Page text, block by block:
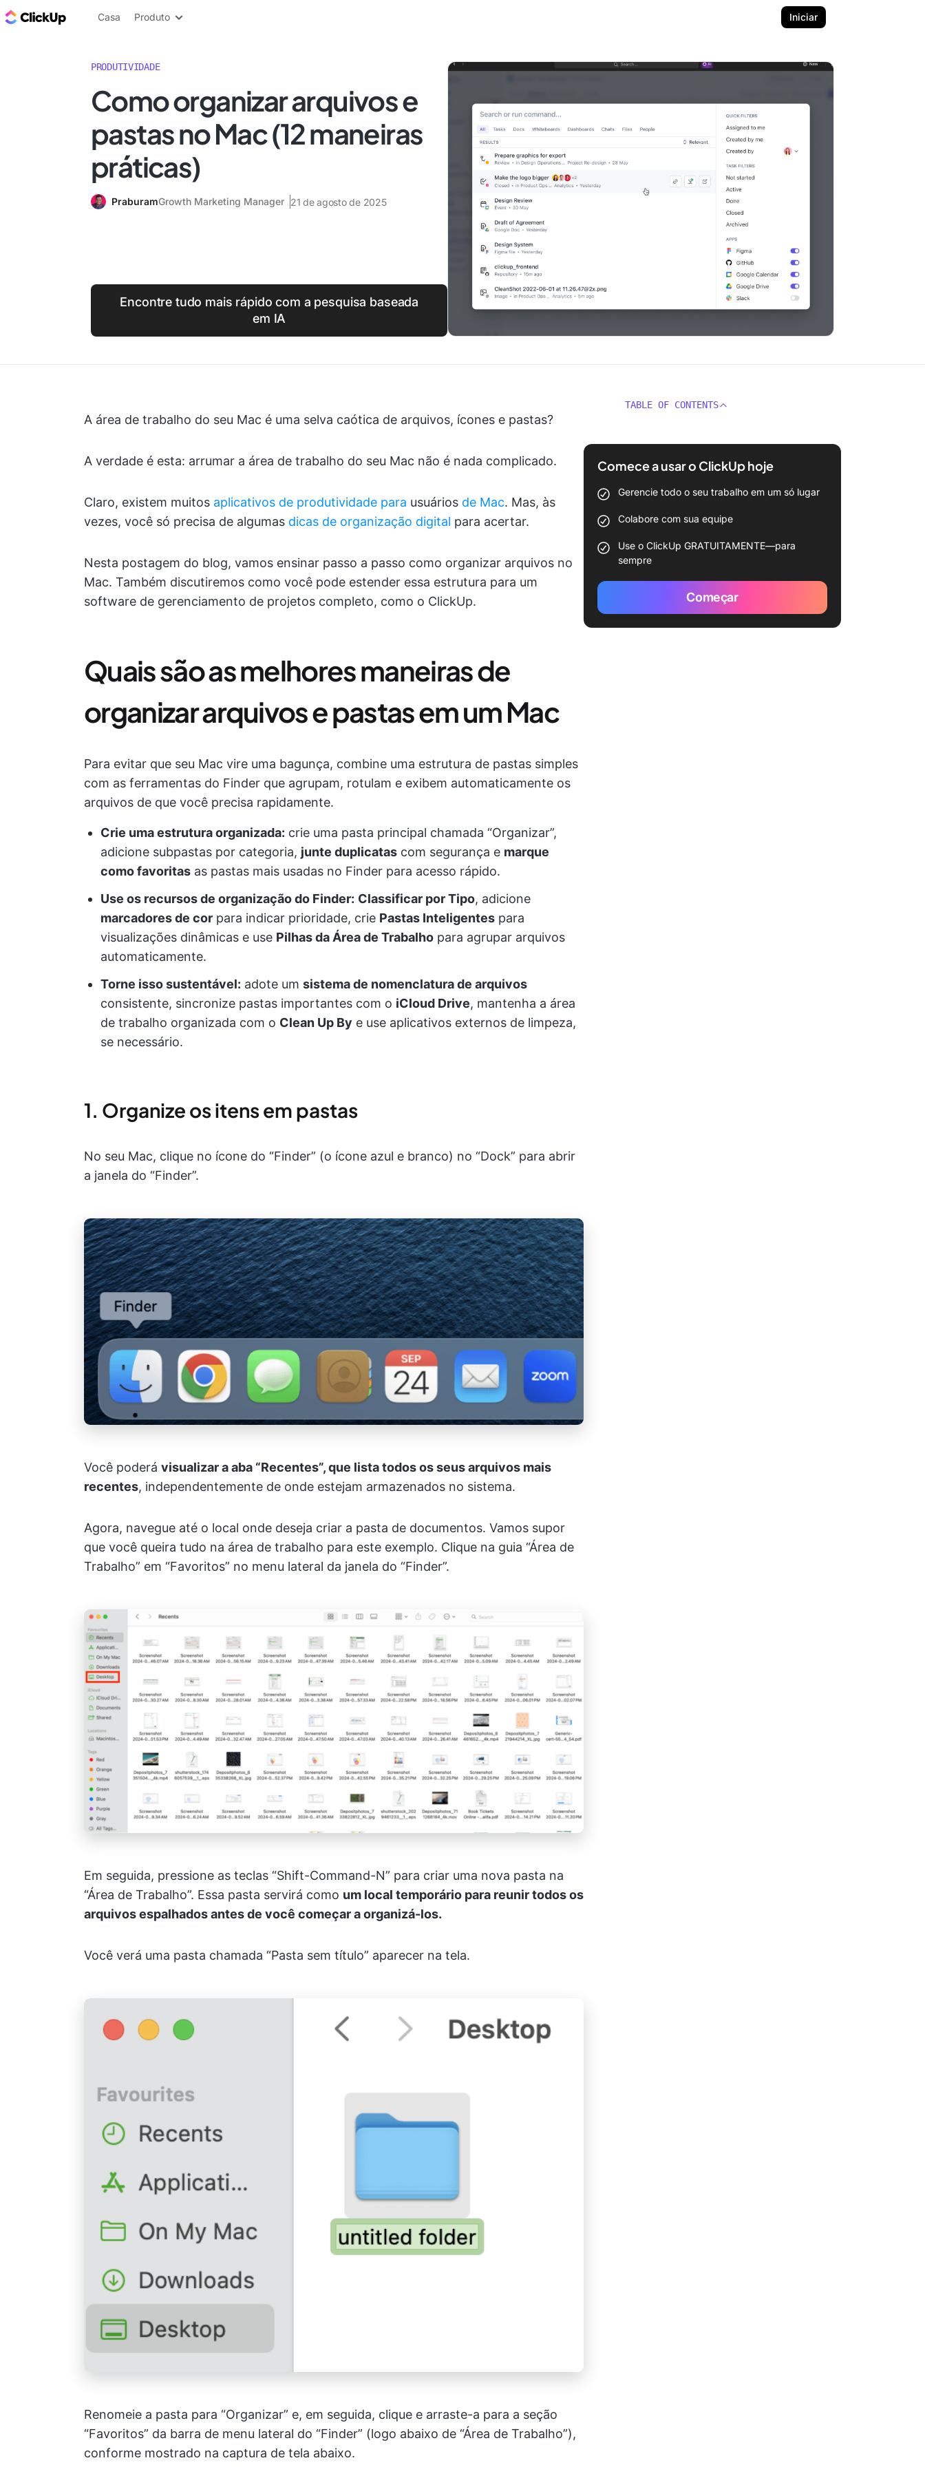
ClickUp Blogue
Casa Produto Iniciar
PRODUTIVIDADE
Como organizar arquivos e
pastas no Mac (12 maneiras
práticas)
PraburamGrowth Marketing Manager 21 de agosto de 2025
Encontre tudo mais rápido com a pesquisa baseada
em IA
A área de trabalho do seu Mac é uma selva caótica de arquivos, ícones e pastas?
A verdade é esta: arrumar a área de trabalho do seu Mac não é nada complicado.
Claro, existem muitos aplicativos de produtividade para usuários de Mac. Mas, às
vezes, você só precisa de algumas dicas de organização digital para acertar.
Nesta postagem do blog, vamos ensinar passo a passo como organizar arquivos no
Mac. Também discutiremos como você pode estender essa estrutura para um
software de gerenciamento de projetos completo, como o ClickUp.
Quais são as melhores maneiras de
organizar arquivos e pastas em um Mac
Para evitar que seu Mac vire uma bagunça, combine uma estrutura de pastas simples
com as ferramentas do Finder que agrupam, rotulam e exibem automaticamente os
arquivos de que você precisa rapidamente.
Crie uma estrutura organizada: crie uma pasta principal chamada “Organizar”,
adicione subpastas por categoria, junte duplicatas com segurança e marque
como favoritas as pastas mais usadas no Finder para acesso rápido.
Use os recursos de organização do Finder: Classificar por Tipo, adicione
marcadores de cor para indicar prioridade, crie Pastas Inteligentes para
visualizações dinâmicas e use Pilhas da Área de Trabalho para agrupar arquivos
automaticamente.
Torne isso sustentável: adote um sistema de nomenclatura de arquivos
consistente, sincronize pastas importantes com o iCloud Drive, mantenha a área
de trabalho organizada com o Clean Up By e use aplicativos externos de limpeza,
se necessário.
1. Organize os itens em pastas
No seu Mac, clique no ícone do “Finder” (o ícone azul e branco) no “Dock” para abrir
a janela do “Finder”.
Você poderá visualizar a aba “Recentes”, que lista todos os seus arquivos mais
recentes, independentemente de onde estejam armazenados no sistema.
Agora, navegue até o local onde deseja criar a pasta de documentos. Vamos supor
que você queira tudo na área de trabalho para este exemplo. Clique na guia “Área de
Trabalho” em “Favoritos” no menu lateral da janela do “Finder”.
Em seguida, pressione as teclas “Shift-Command-N” para criar uma nova pasta na
“Área de Trabalho”. Essa pasta servirá como um local temporário para reunir todos os
arquivos espalhados antes de você começar a organizá-los.
Você verá uma pasta chamada “Pasta sem título” aparecer na tela.
Renomeie a pasta para “Organizar” e, em seguida, clique e arraste-a para a seção
“Favoritos” da barra de menu lateral do “Finder” (logo abaixo de “Área de Trabalho”),
conforme mostrado na captura de tela abaixo.
TABLE OF CONTENTS
Comece a usar o ClickUp hoje
Gerencie todo o seu trabalho em um só lugar
Colabore com sua equipe
Use o ClickUp GRATUITAMENTE—para
sempre
Começar